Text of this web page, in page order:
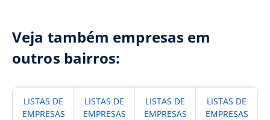
Veja também empresas em
outros bairros:
LISTAS DE
EMPRESAS
LISTAS DE
EMPRESAS
LISTAS DE
EMPRESAS
LISTAS DE
EMPRESAS